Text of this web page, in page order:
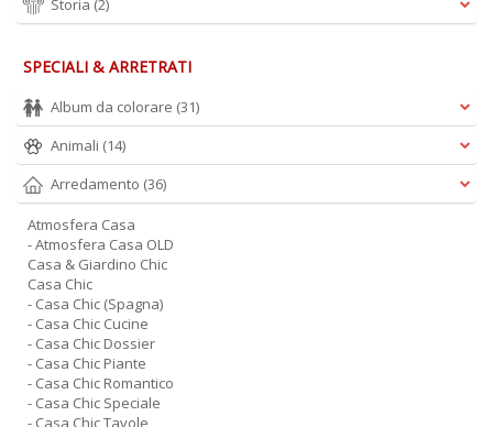
Storia (2)
SPECIALI & ARRETRATI
Album da colorare (31)
Animali (14)
Arredamento (36)
Atmosfera Casa
- Atmosfera Casa OLD
Casa & Giardino Chic
Casa Chic
- Casa Chic (Spagna)
- Casa Chic Cucine
- Casa Chic Dossier
- Casa Chic Piante
- Casa Chic Romantico
- Casa Chic Speciale
- Casa Chic Tavole